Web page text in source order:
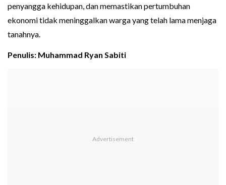
penyangga kehidupan, dan memastikan pertumbuhan
ekonomi tidak meninggalkan warga yang telah lama menjaga
tanahnya.
Penulis: Muhammad Ryan Sabiti